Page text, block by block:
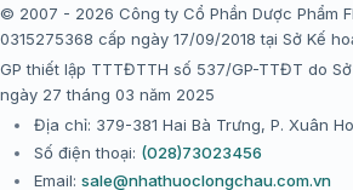
Thể lệ chương trình “Tích điểm nhận
© 2007 - 2026 Công ty Cổ Phần Dược Phẩm
0315275368 cấp ngày 17/09/2018 tại Sở Kế
GP thiết lập TTTĐTTH số 537/GP-TTĐT do
ngày 27 tháng 03 năm 2025
Địa chỉ: 379-381 Hai Bà Trưng, P. Xuân
Số điện thoại: (028)73023456
Email: sale@nhathuoclongchau.com.vn